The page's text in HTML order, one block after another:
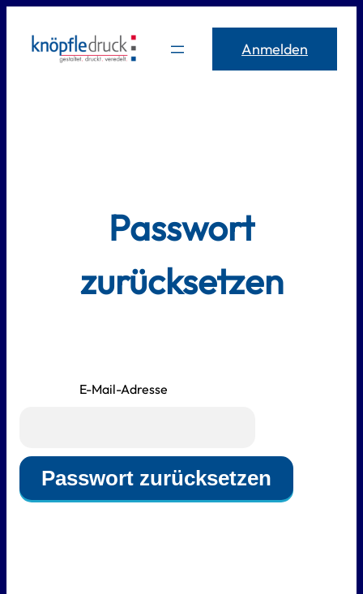
Inhalt
springen
Anmelden
Passwort
zurücksetzen
E-Mail-Adresse